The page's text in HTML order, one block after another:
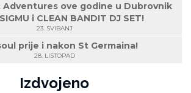
Adventures ove godine u Dubrovnik
i CLEAN BANDIT DJ SET!
23. SVIBANJ
prije i nakon St Germaina!
28. LISTOPAD
Izdvojeno